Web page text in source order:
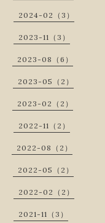
2024-02（3）
2023-11（3）
2023-08（6）
2023-05（2）
2023-02（2）
2022-11（2）
2022-08（2）
2022-05（2）
2022-02（2）
2021-11（3）